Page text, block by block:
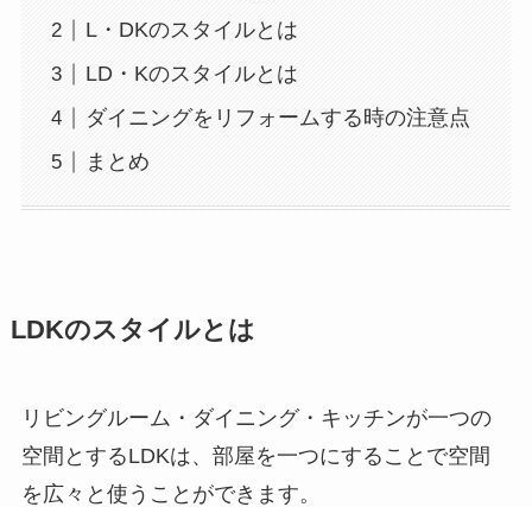
L・DKのスタイルとは
LD・Kのスタイルとは
ダイニングをリフォームする時の注意点
まとめ
LDKのスタイルとは
リビングルーム・ダイニング・キッチンが一つの
空間とするLDKは、部屋を一つにすることで空間
を広々と使うことができます。